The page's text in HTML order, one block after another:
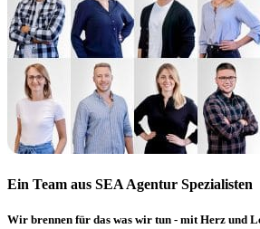
Ein Team aus SEA Agentur Spezialisten
Wir brennen für das was wir tun - mit Herz und